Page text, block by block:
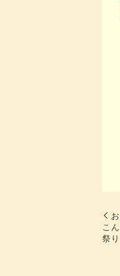
こ
祭